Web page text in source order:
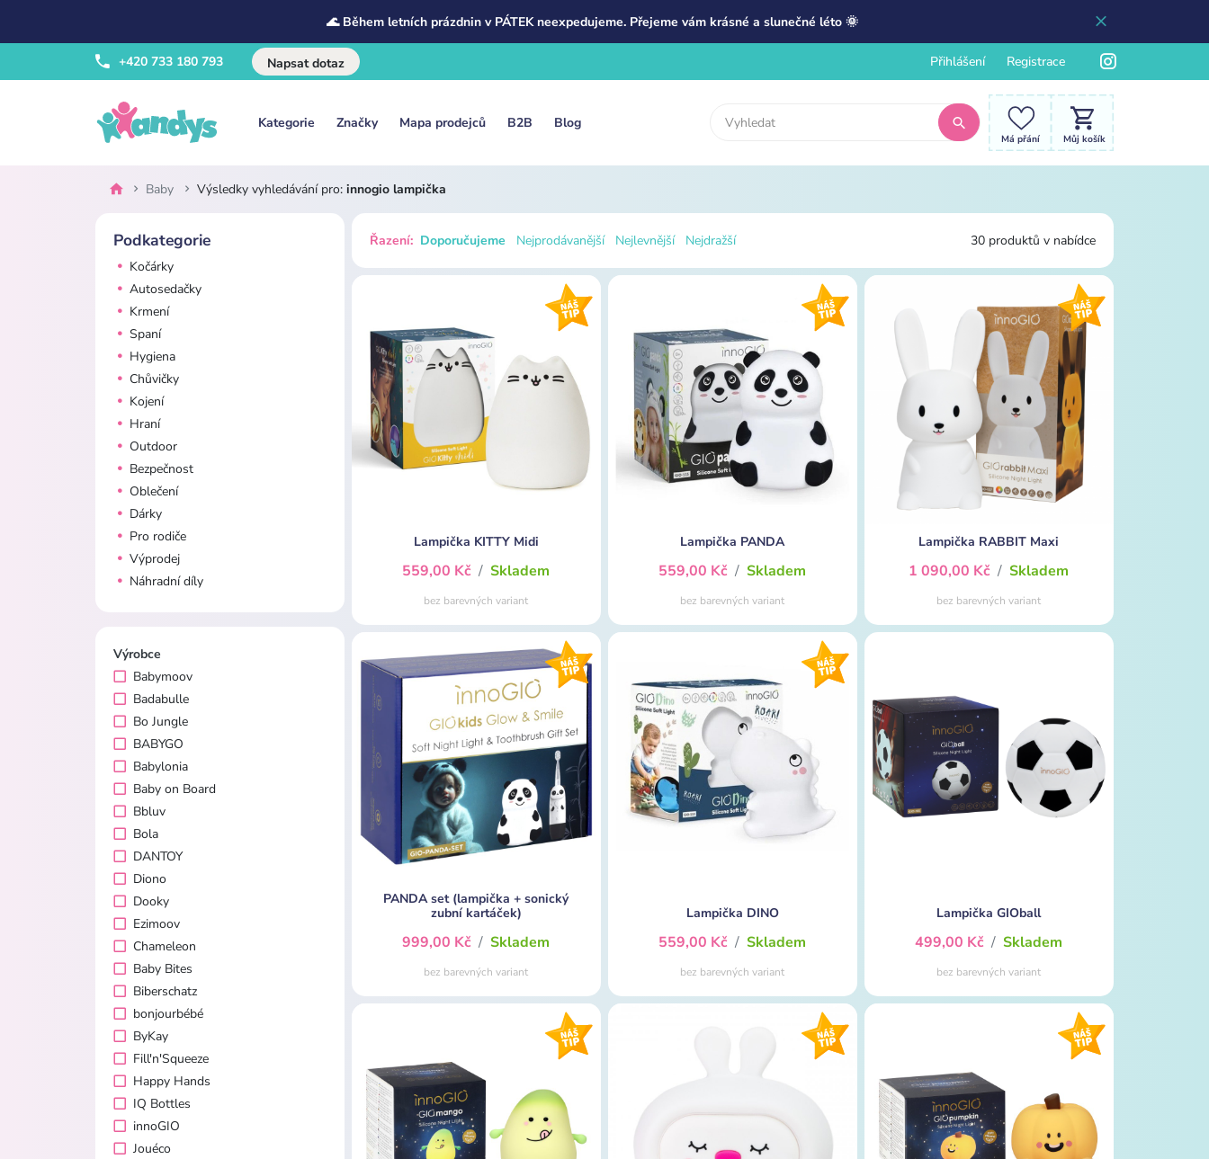
🌊 Během letních prázdnin v PÁTEK neexpedujeme. Přejeme vám krásné a slunečné léto 🌞
+420 733 180 793 Napsat dotaz Přihlášení Registrace
Kategorie Značky Mapa prodejců B2B Blog
Má přání Můj košík
Baby Výsledky vyhledávání pro: innogio lampička
Podkategorie
Kočárky
Autosedačky
Krmení
Spaní
Hygiena
Chůvičky
Kojení
Hraní
Outdoor
Bezpečnost
Oblečení
Dárky
Pro rodiče
Výprodej
Náhradní díly
Výrobce
Babymoov
Badabulle
Bo Jungle
BABYGO
Babylonia
Baby on Board
Bbluv
Bola
DANTOY
Diono
Dooky
Ezimoov
Chameleon
Baby Bites
Biberschatz
bonjourbébé
ByKay
Fill'n'Squeeze
Happy Hands
IQ Bottles
innoGIO
Jouéco
Řazení: Doporučujeme Nejprodávanější Nejlevnější Nejdražší 30 produktů v nabídce
Lampička KITTY Midi
559,00 Kč / Skladem
bez barevných variant
Lampička PANDA
559,00 Kč / Skladem
bez barevných variant
Lampička RABBIT Maxi
1 090,00 Kč / Skladem
bez barevných variant
PANDA set (lampička + sonický
zubní kartáček)
999,00 Kč / Skladem
bez barevných variant
Lampička DINO
559,00 Kč / Skladem
bez barevných variant
Lampička GIOball
499,00 Kč / Skladem
bez barevných variant